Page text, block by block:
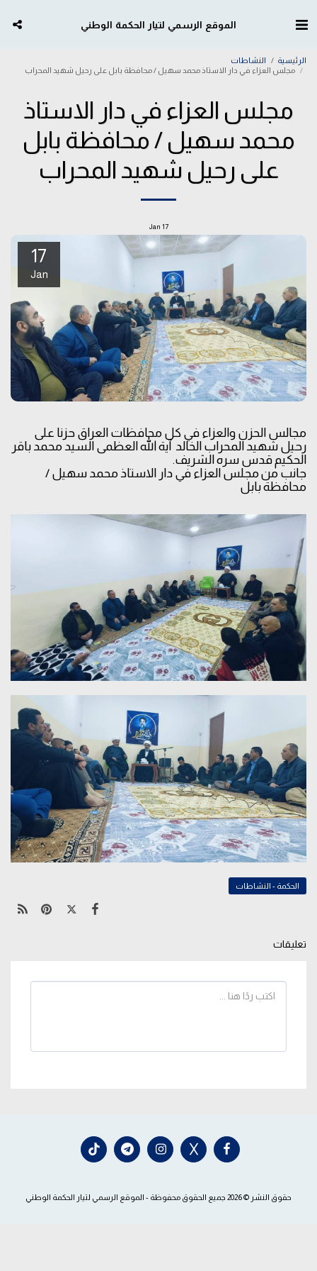
الموقع الرسمي لتيار الحكمة الوطني
الرئيسية
النشاطات
مجلس العزاء في دار الاستاذ محمد سهيل / محافظة بابل على رحيل شهيد المحراب
مجلس العزاء في دار الاستاذ
محمد سهيل / محافظة بابل
على رحيل شهيد المحراب
17
Jan
17
Jan
مجالس الحزن والعزاء في كل محافظات العراق حزنا على
رحيل شهيد المحراب الخالد آية الله العظمى السيد محمد باقر
الحكيم قدس سره الشريف.
جانب من مجلس العزاء في دار الاستاذ محمد سهيل /
محافظة بابل
الحكمة - النشاطات
تعليقات
حقوق النشر © 2026 جميع الحقوق محفوظة - الموقع الرسمي لتيار الحكمة الوطني